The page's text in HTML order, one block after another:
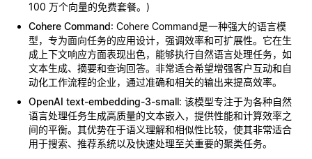
100 万个向量的免费套餐。)
Cohere Command: Cohere Command是一种强大的语言模
型，专为面向任务的应用设计，强调效率和可扩展性。它在生
成上下文响应方面表现出色，能够执行自然语言处理任务，如
文本生成、摘要和查询回答。非常适合希望增强客户互动和自
动化工作流程的企业，通过准确和相关的输出来提高效率。
OpenAI text-embedding-3-small: 该模型专注于为各种自然
语言处理任务生成高质量的文本嵌入，提供性能和计算效率之
间的平衡。其优势在于语义理解和相似性比较，使其非常适合
用于搜索、推荐系统以及快速处理至关重要的聚类任务。